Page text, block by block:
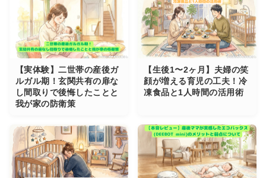
【実体験】二世帯の産後ガ
ルガル期！玄関共有の扉な
し間取りで後悔したことと
我が家の防衛策
【生後1〜2ヶ月】夫婦の笑
顔が増える育児の工夫！冷
凍食品と1人時間の活用術